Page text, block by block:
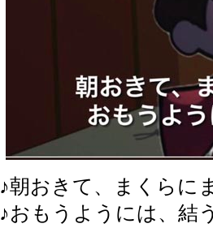
♪朝おきて、まくらに
♪おもうようには、結